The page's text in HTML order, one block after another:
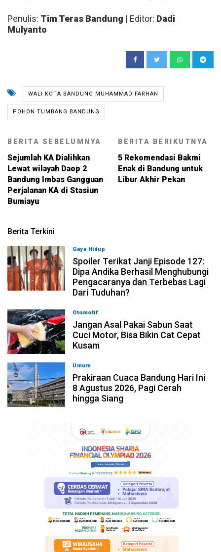
Penulis: Tim Teras Bandung | Editor: Dadi
Mulyanto
WALI KOTA BANDUNG MUHAMMAD FARHAN
POHON TUMBANG BANDUNG
BERITA SEBELUMNYA
Sejumlah KA Dialihkan
Lewat wilayah Daop 2
Bandung Imbas Gangguan
Perjalanan KA di Stasiun
Bumiayu
BERITA BERIKUTNYA
5 Rekomendasi Bakmi
Enak di Bandung untuk
Libur Akhir Pekan
Berita Terkini
Gaya Hidup
Spoiler Terikat Janji Episode 127:
Dipa Andika Berhasil Menghubungi
Pengacaranya dan Terbebas Lagi
Dari Tuduhan?
Otomotif
Jangan Asal Pakai Sabun Saat
Cuci Motor, Bisa Bikin Cat Cepat
Kusam
Umum
Prakiraan Cuaca Bandung Hari Ini
8 Agustus 2026, Pagi Cerah
hingga Siang